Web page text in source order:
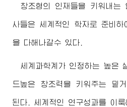
창조형의 인재들을 키워내는
사들은 세계적인 학자로 준비
을 다해나갈수 있다.
세계과학계가 인정하는 높은
드높은 창조력을 키워주는 밑
된다. 세계적인 연구성과를 이